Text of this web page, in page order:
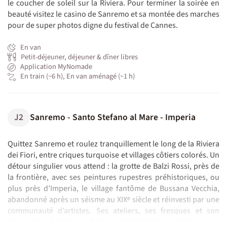
le coucher de soleil sur la Riviera. Pour terminer la soirée en
beauté visitez le casino de Sanremo et sa montée des marches
pour de super photos digne du festival de Cannes.
En van
Petit-déjeuner, déjeuner & dîner libres
Application MyNomade
En train (~6 h), En van aménagé (~1 h)
J2 Sanremo - Santo Stefano al Mare - Imperia
Quittez Sanremo et roulez tranquillement le long de la Riviera
dei Fiori, entre criques turquoise et villages côtiers colorés. Un
détour singulier vous attend : la grotte de Balzi Rossi, près de
la frontière, avec ses peintures rupestres préhistoriques, ou
plus près d’Imperia, le village fantôme de Bussana Vecchia,
abandonné après un séisme au XIXᵉ siècle et réinvesti par une
communauté d’artistes. Ses ateliers, ses fresques et son